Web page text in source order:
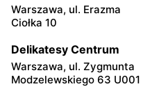
Warszawa, ul. Erazma
Ciołka 10
Delikatesy Centrum
Warszawa, ul. Zygmunta
Modzelewskiego 63 U001